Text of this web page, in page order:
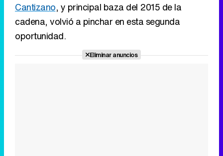
Cantizano, y principal baza del 2015 de la
cadena, volvió a pinchar en esta segunda
oportunidad.
Eliminar anuncios